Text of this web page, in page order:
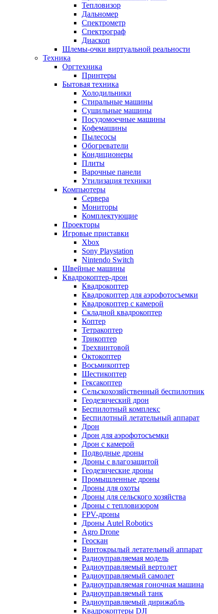
Тепловизор
Дальномер
Спектрометр
Спектрограф
Диаскоп
Шлемы-очки виртуальной реальности
Техника
Оргтехника
Принтеры
Бытовая техника
Холодильники
Стиральные машины
Сушильные машины
Посудомоечные машины
Кофемашины
Пылесосы
Обогреватели
Кондиционеры
Плиты
Варочные панели
Утилизация техники
Компьютеры
Сервера
Мониторы
Комплектующие
Проекторы
Игровые приставки
Xbox
Sony Playstation
Nintendo Switch
Швейные машины
Квадрокоптер-дрон
Квадрокоптер
Квадрокоптер для аэрофотосъемки
Квадрокоптер с камерой
Складной квадрокоптер
Коптер
Тетракоптер
Трикоптер
Трехвинтовой
Октокоптер
Восьмикоптер
Шестикоптер
Гексакоптер
Сельскохозяйственный беспилотник
Геодезический дрон
Беспилотный комплекс
Беспилотный летательный аппарат
Дрон
Дрон для аэрофотосъемки
Дрон с камерой
Подводные дроны
Дроны с влагозащитой
Геодезические дроны
Промышленные дроны
Дроны для охоты
Дроны для сельского хозяйства
Дроны с тепловизором
FPV-дроны
Дроны Autel Robotics
Agro Drone
Геоскан
Винтокрылый летательный аппарат
Радиоуправляемая модель
Радиоуправляемый вертолет
Радиоуправляемый самолет
Радиоуправляемая гоночная машина
Радиоуправляемый танк
Радиоуправляемый дирижабль
Квадрокоптеры DJI